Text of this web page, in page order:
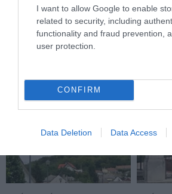
I want to allow Google to enable
related to security, including
functionality and fraud prevention,
user protection.
CONFIRM
Data Deletion Data Access
HASONLÓ ÉRDEKESSÉGEK